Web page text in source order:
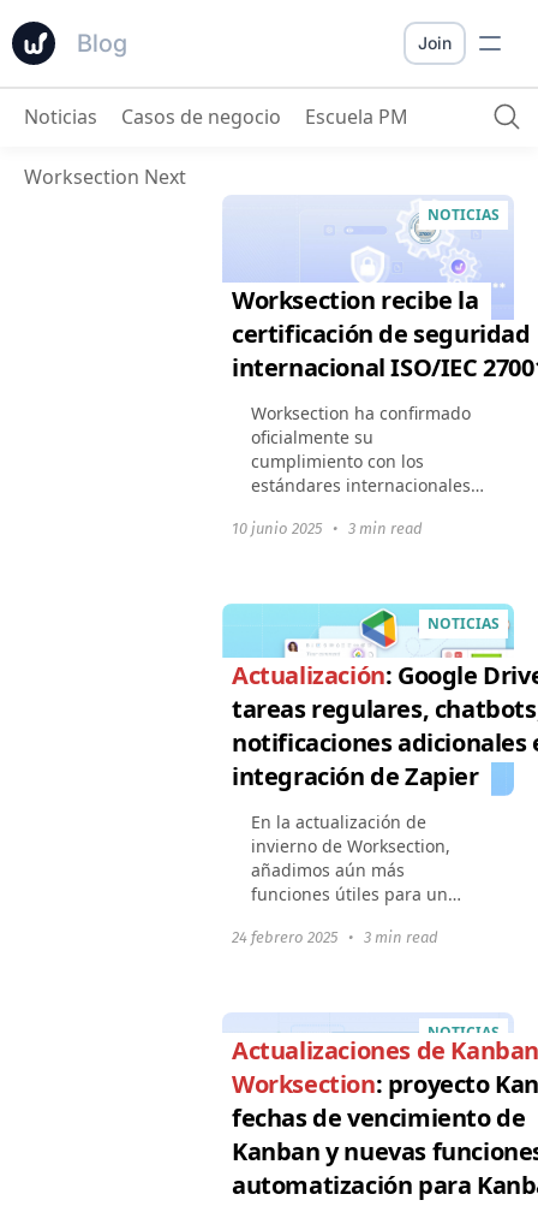
Blog Join
Noticias Casos de negocio Escuela PM
Worksection Next
NOTICIAS
Worksection recibe la
certificación de seguridad
internacional ISO/IEC
Worksection ha confirmado
oficialmente su
cumplimiento con los
estándares internacionales
información; hemos
significa que todos
nuestros...
10 junio 2025 • 3 min read
NOTICIAS
Actualización: Google
tareas regulares,
notificaciones adicionales
integración de Zapier
En la actualización de
invierno de Worksection,
añadimos aún más
funciones útiles para un
automatización de procesos:
regulares
programadasNotificación...
24 febrero 2025 • 3 min read
NOTICIAS
Actualizaciones de
Worksection: proyecto
fechas de vencimiento de
Kanban y nuevas
automatización para